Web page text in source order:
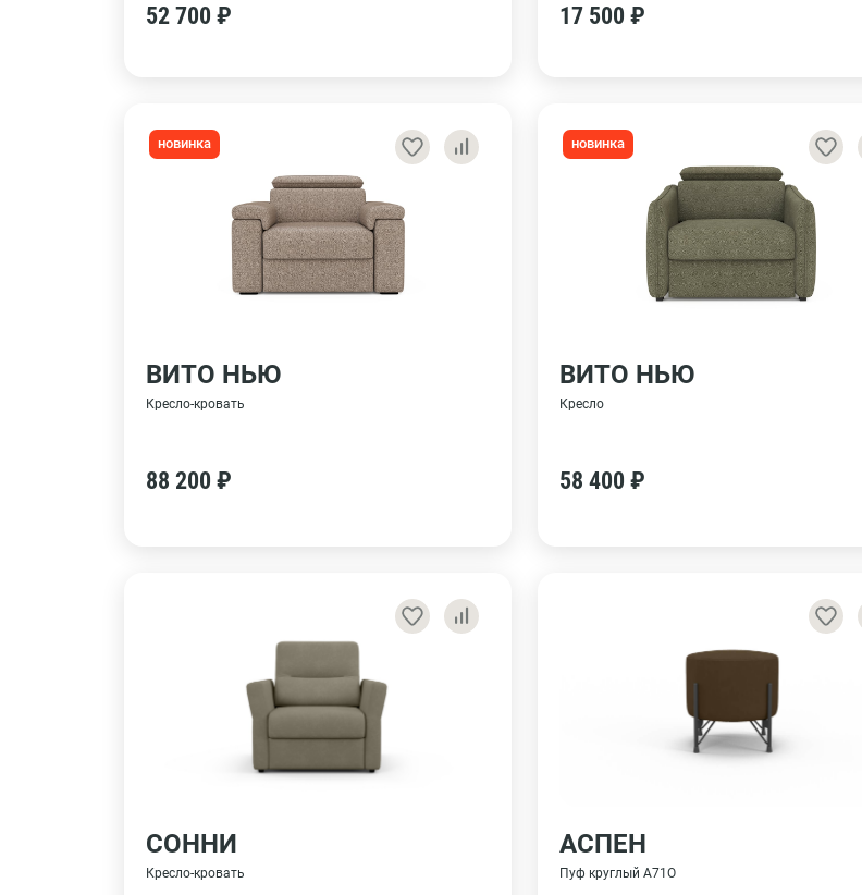
52 700 ₽ 17 500 ₽
новинка
ВИТО НЬЮ
Кресло-кровать
88 200 ₽
новинка
ВИТО НЬЮ
Кресло
58 400 ₽
СОННИ
Кресло-кровать
АСПЕН
Пуф круглый A71O